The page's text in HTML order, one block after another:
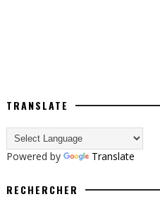
TRANSLATE
Powered by Translate
RECHERCHER